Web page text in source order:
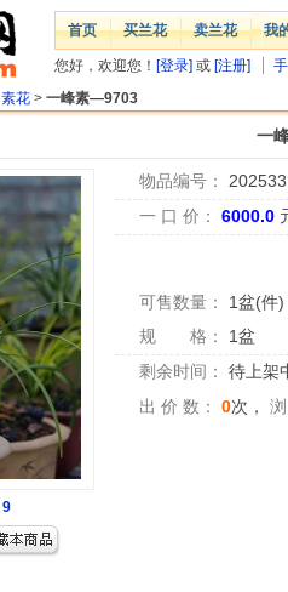
首页 买兰花 卖兰花 我
您好，欢迎您！ [登录] 或 [注册]
素花 > 一峰素—9703
一
9
物品编号：
一 口 价：
6000.0
可售数量： 1盆(件)
规 格：
1盆
剩余时间：
待上架
出 价 数：
0次，